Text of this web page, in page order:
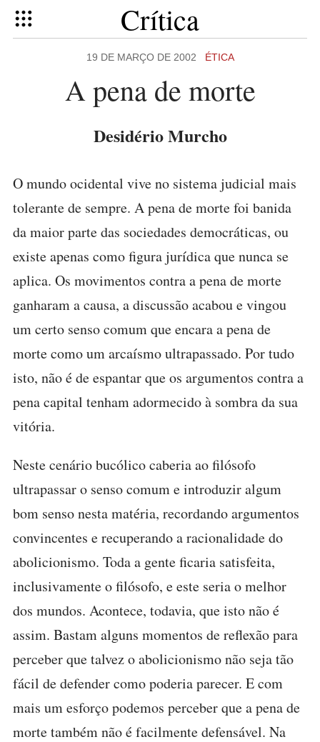
Crítica
19 DE MARÇO DE 2002 ÉTICA
A pena de morte
Desidério Murcho
O mundo ocidental vive no sistema judicial mais
tolerante de sempre. A pena de morte foi banida
da maior parte das sociedades democráticas, ou
existe apenas como figura jurídica que nunca se
aplica. Os movimentos contra a pena de morte
ganharam a causa, a discussão acabou e vingou
um certo senso comum que encara a pena de
morte como um arcaísmo ultrapassado. Por tudo
isto, não é de espantar que os argumentos contra a
pena capital tenham adormecido à sombra da sua
vitória.
Neste cenário bucólico caberia ao filósofo
ultrapassar o senso comum e introduzir algum
bom senso nesta matéria, recordando argumentos
convincentes e recuperando a racionalidade do
abolicionismo. Toda a gente ficaria satisfeita,
inclusivamente o filósofo, e este seria o melhor
dos mundos. Acontece, todavia, que isto não é
assim. Bastam alguns momentos de reflexão para
perceber que talvez o abolicionismo não seja tão
fácil de defender como poderia parecer. E com
mais um esforço podemos perceber que a pena de
morte também não é facilmente defensável. Na